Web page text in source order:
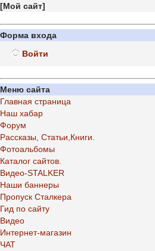
[Мой сайт]
Форма входа
Войти
Меню сайта
Главная страница
Наш хабар
Форум
Рассказы, Статьи,Книги.
Фотоальбомы
Каталог сайтов.
Видео-STALKER
Наши баннеры
Пропуск Сталкера
Гид по сайту
Видео
Интернет-магазин
ЧАТ